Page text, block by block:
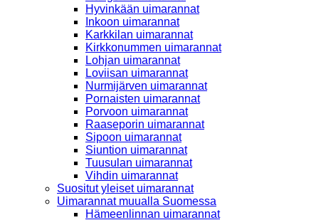
Hyvinkään uimarannat
Inkoon uimarannat
Karkkilan uimarannat
Kirkkonummen uimarannat
Lohjan uimarannat
Loviisan uimarannat
Nurmijärven uimarannat
Pornaisten uimarannat
Porvoon uimarannat
Raaseporin uimarannat
Sipoon uimarannat
Siuntion uimarannat
Tuusulan uimarannat
Vihdin uimarannat
Suositut yleiset uimarannat
Uimarannat muualla Suomessa
Hämeenlinnan uimarannat